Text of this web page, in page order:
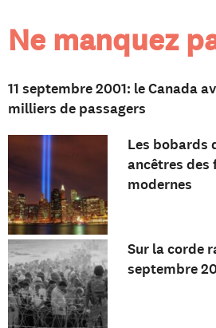
Ne manquez
11 septembre 2001: le Canada
milliers de passagers
Les bobards
ancêtres des
modernes
Sur la corde
septembre